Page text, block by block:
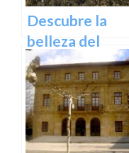
Descubre la
belleza del
Santuario de
Arantzazu en
Guipuzcoa –
Guía turística y
cultural